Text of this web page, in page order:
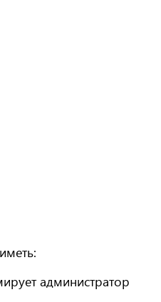
администратор